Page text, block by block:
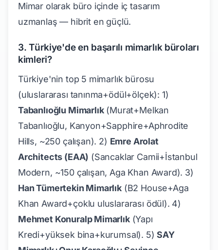
Mimar olarak büro içinde iç tasarım
uzmanlaş — hibrit en güçlü.
3. Türkiye'de en başarılı mimarlık büroları
kimleri?
Türkiye'nin top 5 mimarlık bürosu
(uluslararası tanınma+ödül+ölçek): 1)
Tabanlıoğlu Mimarlık(Murat+Melkan
Tabanlıoğlu, Kanyon+Sapphire+Aphrodite
Hills, ~250 çalışan). 2) Emre Arolat
Architects (EAA) (Sancaklar Camii+İstanbul
Modern, ~150 çalışan, Aga Khan Award). 3)
Han Tümertekin Mimarlık(B2 House+Aga
Khan Award+çoklu uluslararası ödül). 4)
Mehmet Konuralp Mimarlık(Yapı
Kredi+yüksek bina+kurumsal). 5)SAY